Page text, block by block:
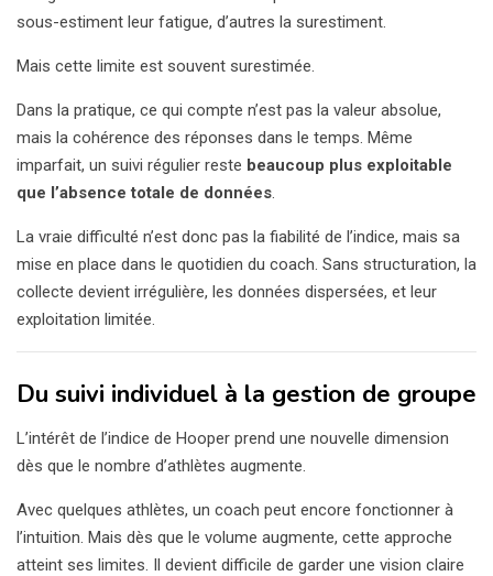
sous-estiment leur fatigue, d’autres la surestiment.
Mais cette limite est souvent surestimée.
Dans la pratique, ce qui compte n’est pas la valeur absolue,
mais la cohérence des réponses dans le temps. Même
imparfait, un suivi régulier reste beaucoup plus exploitable
que l’absence totale de données.
La vraie difficulté n’est donc pas la fiabilité de l’indice, mais sa
mise en place dans le quotidien du coach. Sans structuration, la
collecte devient irrégulière, les données dispersées, et leur
exploitation limitée.
Du suivi individuel à la gestion de groupe
L’intérêt de l’indice de Hooper prend une nouvelle dimension
dès que le nombre d’athlètes augmente.
Avec quelques athlètes, un coach peut encore fonctionner à
l’intuition. Mais dès que le volume augmente, cette approche
atteint ses limites. Il devient difficile de garder une vision claire